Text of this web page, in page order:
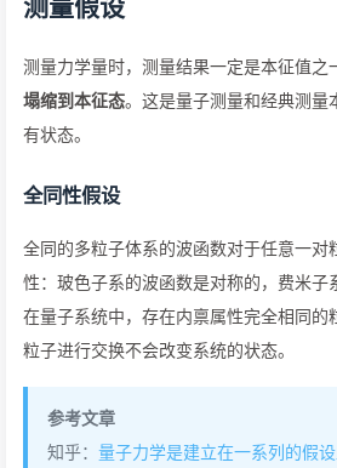
测量假设
测量力学量时，测量结果一定是本征值之
塌缩到本征态。这是量子测量和经典测量
有状态。
全同性假设
全同的多粒子体系的波函数对于任意一对
性：玻色子系的波函数是对称的，费米子
在量子系统中，存在内禀属性完全相同的
粒子进行交换不会改变系统的状态。
参考文章
知乎： 量子力学是建立在一系列的假设